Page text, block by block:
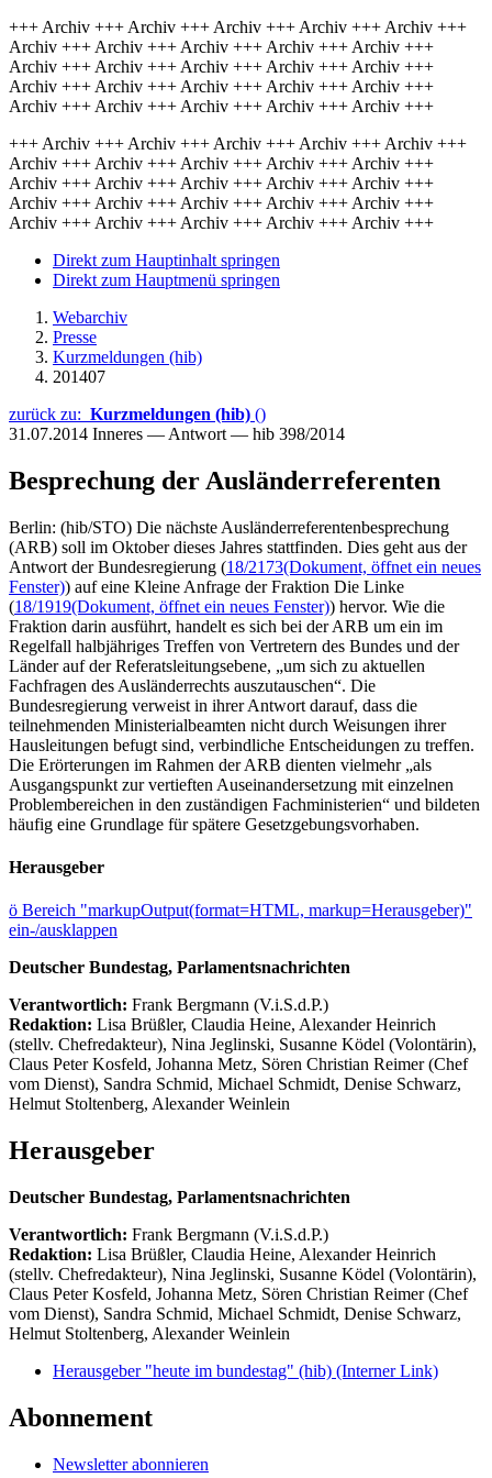
+++ Archiv +++ Archiv +++ Archiv +++ Archiv +++ Archiv +++
Archiv +++ Archiv +++ Archiv +++ Archiv +++ Archiv +++
Archiv +++ Archiv +++ Archiv +++ Archiv +++ Archiv +++
Archiv +++ Archiv +++ Archiv +++ Archiv +++ Archiv +++
Archiv +++ Archiv +++ Archiv +++ Archiv +++ Archiv +++
+++ Archiv +++ Archiv +++ Archiv +++ Archiv +++ Archiv +++
Archiv +++ Archiv +++ Archiv +++ Archiv +++ Archiv +++
Archiv +++ Archiv +++ Archiv +++ Archiv +++ Archiv +++
Archiv +++ Archiv +++ Archiv +++ Archiv +++ Archiv +++
Archiv +++ Archiv +++ Archiv +++ Archiv +++ Archiv +++
Direkt zum Hauptinhalt springen
Direkt zum Hauptmenü springen
Webarchiv
Presse
Kurzmeldungen (hib)
201407
zurück zu: Kurzmeldungen (hib) ()
31.07.2014 Inneres — Antwort — hib 398/2014
Besprechung der Ausländerreferenten
Berlin: (hib/STO) Die nächste Ausländerreferentenbesprechung
(ARB) soll im Oktober dieses Jahres stattfinden. Dies geht aus der
Antwort der Bundesregierung (18/2173(Dokument, öffnet ein neues
Fenster)) auf eine Kleine Anfrage der Fraktion Die Linke
(18/1919(Dokument, öffnet ein neues Fenster)) hervor. Wie die
Fraktion darin ausführt, handelt es sich bei der ARB um ein im
Regelfall halbjähriges Treffen von Vertretern des Bundes und der
Länder auf der Referatsleitungsebene, „um sich zu aktuellen
Fachfragen des Ausländerrechts auszutauschen“. Die
Bundesregierung verweist in ihrer Antwort darauf, dass die
teilnehmenden Ministerialbeamten nicht durch Weisungen ihrer
Hausleitungen befugt sind, verbindliche Entscheidungen zu treffen.
Die Erörterungen im Rahmen der ARB dienten vielmehr „als
Ausgangspunkt zur vertieften Auseinandersetzung mit einzelnen
Problembereichen in den zuständigen Fachministerien“ und bildeten
häufig eine Grundlage für spätere Gesetzgebungsvorhaben.
Herausgeber
ö Bereich "markupOutput(format=HTML, markup=Herausgeber)"
ein-/ausklappen
Deutscher Bundestag, Parlamentsnachrichten
Verantwortlich: Frank Bergmann (V.i.S.d.P.)
Redaktion: Lisa Brüßler, Claudia Heine, Alexander Heinrich
(stellv. Chefredakteur), Nina Jeglinski, Susanne Ködel (Volontärin),
Claus Peter Kosfeld, Johanna Metz, Sören Christian Reimer (Chef
vom Dienst), Sandra Schmid, Michael Schmidt, Denise Schwarz,
Helmut Stoltenberg, Alexander Weinlein
Herausgeber
Deutscher Bundestag, Parlamentsnachrichten
Verantwortlich: Frank Bergmann (V.i.S.d.P.)
Redaktion: Lisa Brüßler, Claudia Heine, Alexander Heinrich
(stellv. Chefredakteur), Nina Jeglinski, Susanne Ködel (Volontärin),
Claus Peter Kosfeld, Johanna Metz, Sören Christian Reimer (Chef
vom Dienst), Sandra Schmid, Michael Schmidt, Denise Schwarz,
Helmut Stoltenberg, Alexander Weinlein
Herausgeber "heute im bundestag" (hib) (Interner Link)
Abonnement
Newsletter abonnieren